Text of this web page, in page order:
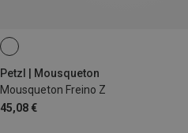
Petzl | Mousqueton
Mousqueton Freino Z
45,08 €